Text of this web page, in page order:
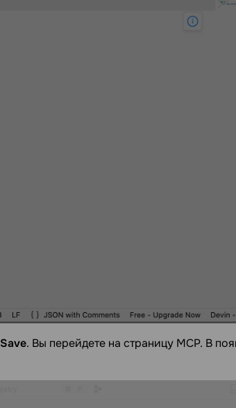
Save. Вы перейдете на страницу MCP. В